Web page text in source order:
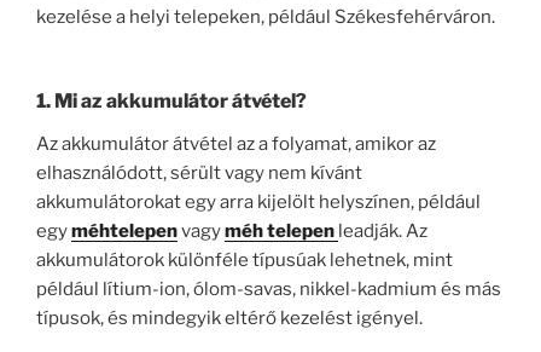
kezelése a helyi telepeken, például Székesfehérváron.
1. Mi az akkumulátor átvétel?
Az akkumulátor átvétel az a folyamat, amikor az
elhasználódott, sérült vagy nem kívánt
akkumulátorokat egy arra kijelölt helyszínen, például
egyméhtelepenvagyméh telepen leadják. Az
akkumulátorok különféle típusúak lehetnek, mint
például lítium-ion, ólom-savas, nikkel-kadmium és más
típusok, és mindegyik eltérő kezelést igényel.